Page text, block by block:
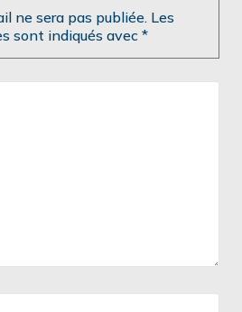
ne sera pas publiée. Les
sont indiqués avec *